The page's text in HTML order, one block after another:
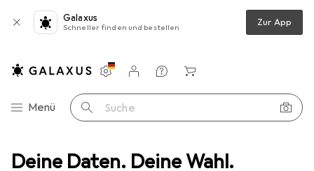
Deine Daten. Deine Wahl.
Galaxus
Schneller finden und bestellen Zur App
Navigation nach Kategorien
Menü Suche
Einstellungen
Kundenkonto
Vergleichslisten
Merklisten
Warenkorb
SSD + Festplatte Zubehör CoreParts for Dell PowerEdge T710